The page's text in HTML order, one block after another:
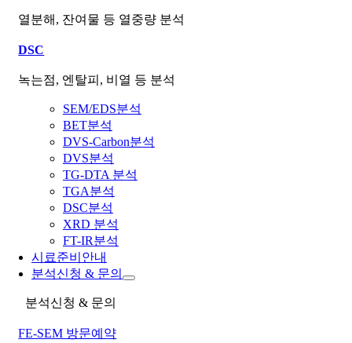
열분해, 잔여물 등 열중량 분석
DSC
녹는점, 엔탈피, 비열 등 분석
SEM/EDS분석
BET분석
DVS-Carbon분석
DVS분석
TG-DTA 분석
TGA분석
DSC분석
XRD 분석
FT-IR분석
시료준비안내
분석신청 & 문의
분석신청 & 문의
FE-SEM 방문예약